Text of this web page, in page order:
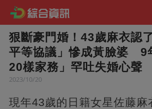
狠斷豪門婚！43歲麻衣認
平等協議」慘成黃臉婆 9
20樣家務」罕吐失婚心聲
2023/10/20
現年43歲的日籍女星佐藤麻